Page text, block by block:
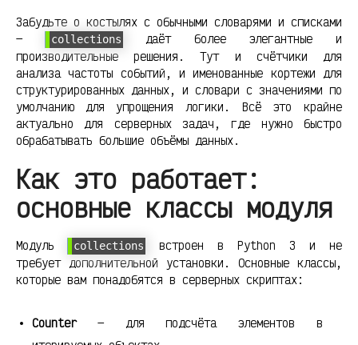
Забудьте о костылях с обычными словарями и списками
—
collections
даёт более элегантные и
производительные решения. Тут и счётчики для
анализа частоты событий, и именованные кортежи для
структурированных данных, и словари с значениями по
умолчанию для упрощения логики. Всё это крайне
актуально для серверных задач, где нужно быстро
обрабатывать большие объёмы данных.
Как это работает:
основные классы модуля
Модуль collections
встроен в Python 3 и не
требует дополнительной установки. Основные классы,
которые вам понадобятся в серверных скриптах:
Counter— для подсчёта элементов в